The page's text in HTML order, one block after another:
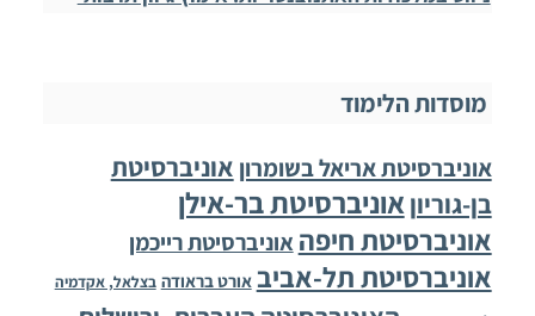
מוסדות הלימוד
אוניברסיטת אריאל בשומרון אוניברסיטת
בן-גוריוןאוניברסיטת בר-אילן
אוניברסיטת חיפה אוניברסיטת רייכמן
אוניברסיטת תל-אביב אורט בראודה בצלאל, אקדמיה